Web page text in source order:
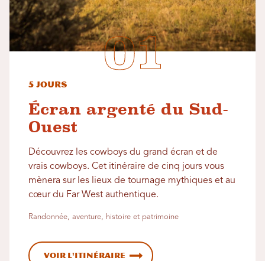
5 jours
Écran argenté du Sud-
Ouest
Découvrez les cowboys du grand écran et de
vrais cowboys. Cet itinéraire de cinq jours vous
mènera sur les lieux de tournage mythiques et au
cœur du Far West authentique.
Randonnée, aventure, histoire et patrimoine
Voir l'itinéraire